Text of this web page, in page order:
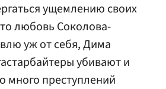
ущемлению своих
любовь Соколова-
уж от себя, Дима
убивают и
много преступлений